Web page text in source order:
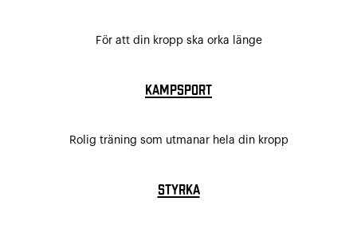
För att din kropp ska orka länge
Kampsport
Rolig träning som utmanar hela din kropp
Styrka